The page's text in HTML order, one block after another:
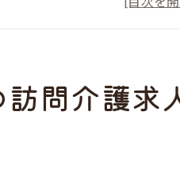
庫県神戸市長田区での訪問
歓迎神戸市長田区での訪問
問介護